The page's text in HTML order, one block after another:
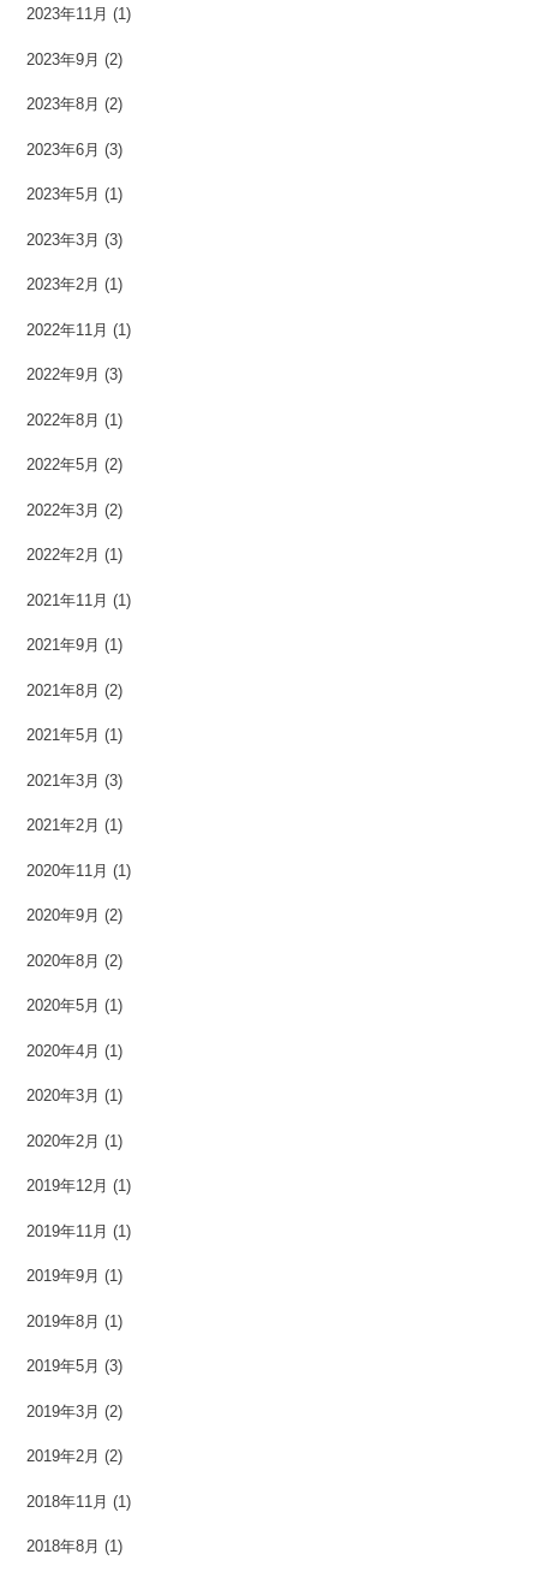
2023年11月 (1)
2023年9月 (2)
2023年8月 (2)
2023年6月 (3)
2023年5月 (1)
2023年3月 (3)
2023年2月 (1)
2022年11月 (1)
2022年9月 (3)
2022年8月 (1)
2022年5月 (2)
2022年3月 (2)
2022年2月 (1)
2021年11月 (1)
2021年9月 (1)
2021年8月 (2)
2021年5月 (1)
2021年3月 (3)
2021年2月 (1)
2020年11月 (1)
2020年9月 (2)
2020年8月 (2)
2020年5月 (1)
2020年4月 (1)
2020年3月 (1)
2020年2月 (1)
2019年12月 (1)
2019年11月 (1)
2019年9月 (1)
2019年8月 (1)
2019年5月 (3)
2019年3月 (2)
2019年2月 (2)
2018年11月 (1)
2018年8月 (1)